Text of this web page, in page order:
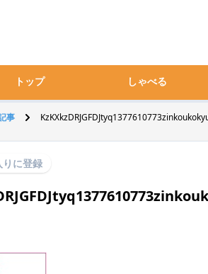
トップ しゃべる
事
りに登録